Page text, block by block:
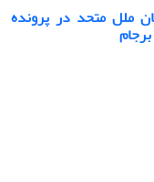
ملل متحد در پرونده